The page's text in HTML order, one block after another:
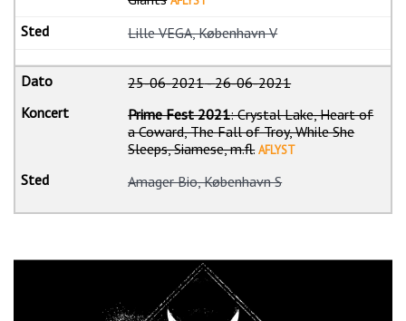
Lille VEGA, København V
25-06-2021-26-06-2021
Prime Fest 2021: Crystal Lake, Heart of
a Coward, The Fall of Troy, While She
Sleeps, Siamese, m.fl. AFLYST
Amager Bio, København S